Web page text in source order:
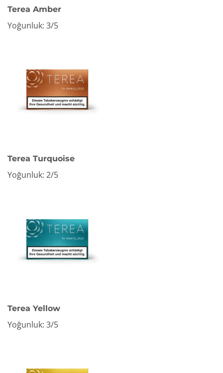
Terea Amber
Yoğunluk: 3/5
Terea Turquoise
Yoğunluk: 2/5
Terea Yellow
Yoğunluk: 3/5